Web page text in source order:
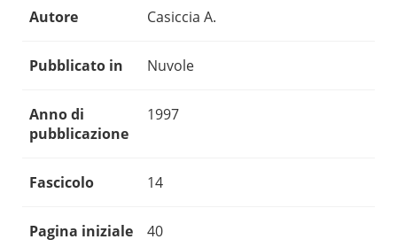
Autore Casiccia A.
Pubblicato in Nuvole
Anno di
pubblicazione
1997
Fascicolo 14
Pagina iniziale 40